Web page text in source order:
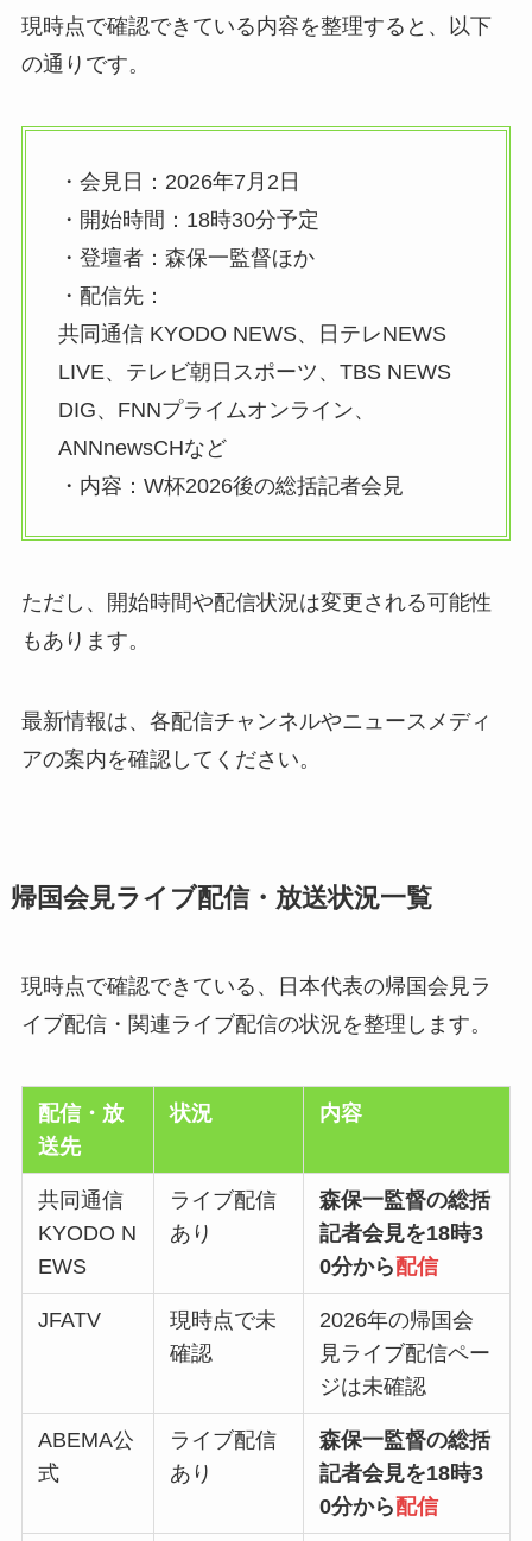
現時点で確認できている内容を整理すると、以下
の通りです。
・会見日：2026年7月2日
・開始時間：18時30分予定
・登壇者：森保一監督ほか
・配信先：
共同通信 KYODO NEWS、日テレNEWS
LIVE、テレビ朝日スポーツ、TBS NEWS
DIG、FNNプライムオンライン、
ANNnewsCHなど
・内容：W杯2026後の総括記者会見
ただし、開始時間や配信状況は変更される可能性
もあります。
最新情報は、各配信チャンネルやニュースメディ
アの案内を確認してください。
帰国会見ライブ配信・放送状況一覧
現時点で確認できている、日本代表の帰国会見ラ
イブ配信・関連ライブ配信の状況を整理します。
配信・放
送先
状況 内容
共同通信
KYODO N
EWS
ライブ配信
あり
森保一監督の総括
記者会見を18時3
0分から配信
JFATV
現時点で未
確認
2026年の帰国会
見ライブ配信ペー
ジは未確認
ABEMA公
式
ライブ配信
あり
森保一監督の総括
記者会見を18時3
0分から配信